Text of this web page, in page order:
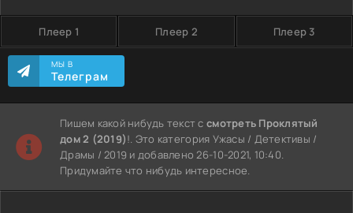
Плеер 1 Плеер 2 Плеер 3
МЫ В
Телеграм
Пишем какой нибудь текст ссмотреть Проклятый
дом 2 (2019)!. Это категория Ужасы / Детективы /
Драмы / 2019 и добавлено 26-10-2021, 10:40.
Придумайте что нибудь интересное.